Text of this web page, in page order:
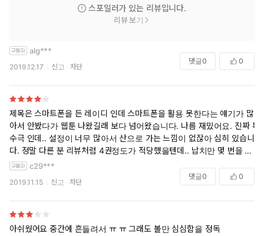
스포일러가 있는 리뷰입니다.
리뷰 보기
alg***
2019.12.17 신고 차단
댓글0 0
제목은 스마트폰을 든 레이디 인데 스마트폰을 활용 못한다는 얘기가 많
아서 안봤다가 웹툰 나왔길래 보다 넘어왔습니다. 나름 재밌어요. 진짜 복
수극 인데.. 설정이 너무 많아서 산으로 가는 느낌이 없잖아 심히 있습니
다. 정말 다른 분 리뷰처럼 4권정도가 적당했을텐데.. 납치만 몇 번을 당
하고.. 노예로 팔려가서 3년뒤에 돌아오고.. 좀.. 그랬네여.. 이부분이 정
말 갑분;;; 그래도 나름의 복수극, 지략들이 재미 있습니다. 애들도 귀엽고
요.
c29***
2019.11.15 신고 차단
댓글0 0
아쉬웠어요 중간에 흔들려서 ㅠ ㅠ 그래도 볼만 심심함을 정독